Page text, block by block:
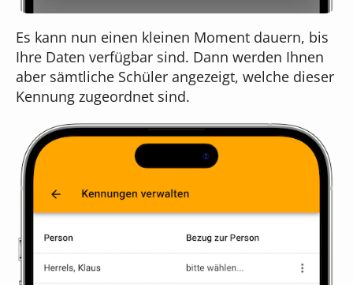
Es kann nun einen kleinen Moment dauern, bis
Ihre Daten verfügbar sind. Dann werden Ihnen
aber sämtliche Schüler angezeigt, welche dieser
Kennung zugeordnet sind.